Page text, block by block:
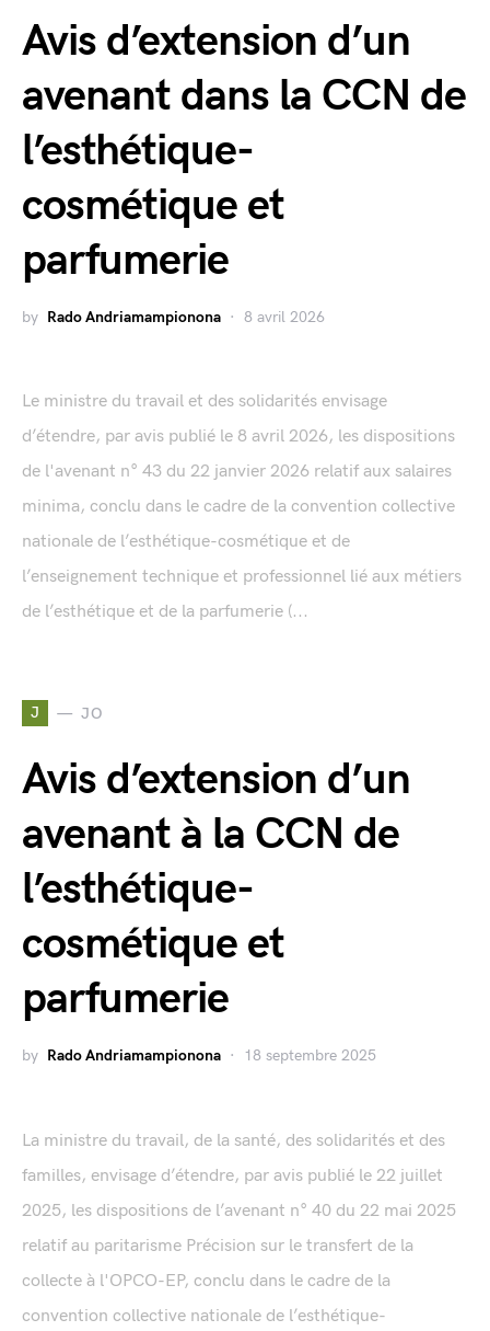
Avis d’extension d’un
avenant dans la CCN de
l’esthétique-
cosmétique et
parfumerie
by Rado Andriamampionona 8 avril 2026
Le ministre du travail et des solidarités envisage
d’étendre, par avis publié le 8 avril 2026, les dispositions
de l'avenant n° 43 du 22 janvier 2026 relatif aux salaires
minima, conclu dans le cadre de la convention collective
nationale de l’esthétique-cosmétique et de
l’enseignement technique et professionnel lié aux métiers
de l’esthétique et de la parfumerie (...
J JO
Avis d’extension d’un
avenant à la CCN de
l’esthétique-
cosmétique et
parfumerie
by Rado Andriamampionona 18 septembre 2025
La ministre du travail, de la santé, des solidarités et des
familles, envisage d’étendre, par avis publié le 22 juillet
2025, les dispositions de l’avenant n° 40 du 22 mai 2025
relatif au paritarisme Précision sur le transfert de la
collecte à l'OPCO-EP, conclu dans le cadre de la
convention collective nationale de l’esthétique-